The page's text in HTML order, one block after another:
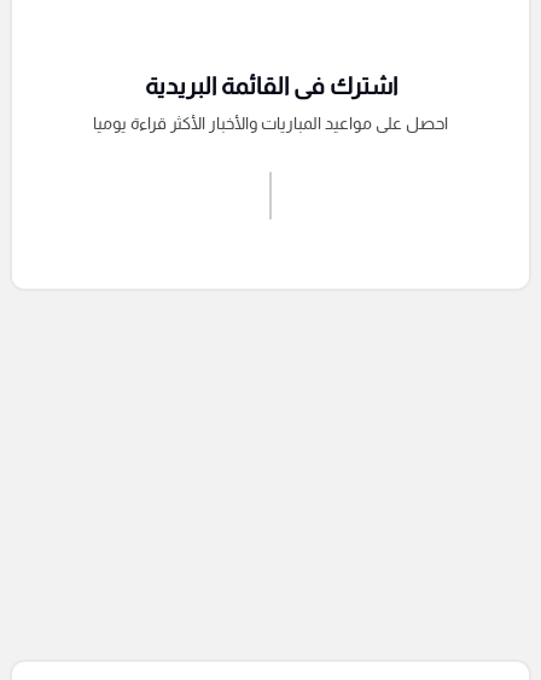
اشترك فى القائمة البريدية
احصل على مواعيد المباريات والأخبار الأكثر قراءة يوميا